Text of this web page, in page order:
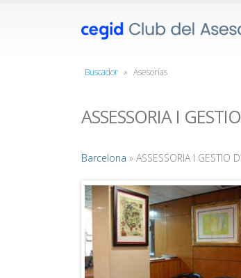
Buscador » Asesorías
ASSESSORIA I
Barcelona » ASSESSORIA I GESTIO